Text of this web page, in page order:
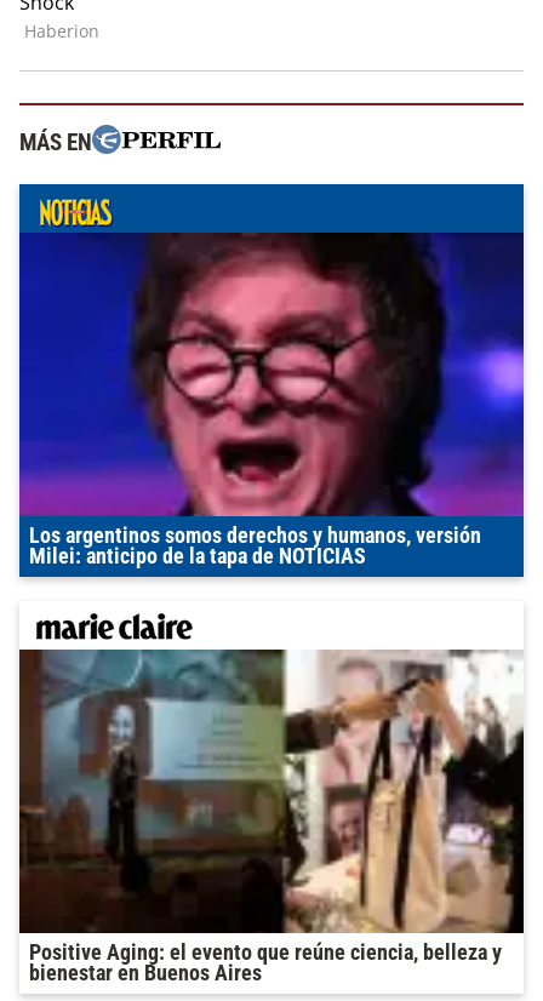
MÁS EN
Los argentinos somos derechos y humanos, versión
Milei: anticipo de la tapa de NOTICIAS
Positive Aging: el evento que reúne ciencia, belleza y
bienestar en Buenos Aires